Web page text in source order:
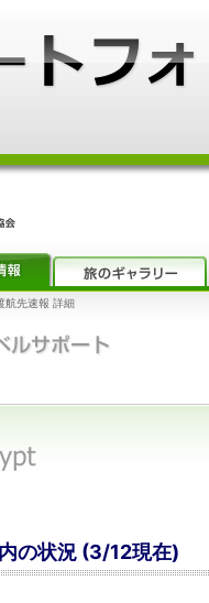
航先速報 詳細
の状況 (3/12現在)